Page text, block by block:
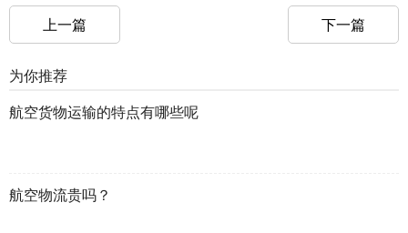
上一篇 下一篇
为你推荐
航空货物运输的特点有哪些呢
航空物流贵吗？